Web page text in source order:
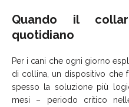
Quando il
quotidiano
Per i cani che ogni giorno
di collina, un dispositivo che
spesso la soluzione più
mesi – periodo critico